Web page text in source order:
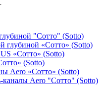
"Сотто" (Sotto)
глубиной «Сотто» (Sotto)
«Сотто» (Sotto)
(Sotto)
Aero «Сотто» (Sotto)
Aero "Сотто" (Sotto)